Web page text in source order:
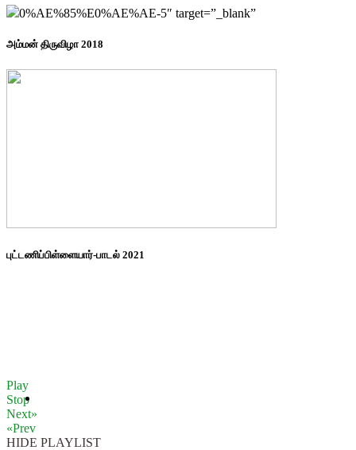
0%AE%85%E0%AE%AE-5″ target=”_blank”
அம்மன் திருவிழா 2018
புட்டணிப்பிள்ளையார்-பாடல் 2021
Play
Stop
Next»
«Prev
HIDE PLAYLIST